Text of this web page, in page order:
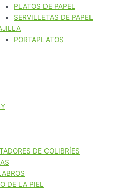
PLATOS DE PAPEL
SERVILLETAS DE PAPEL
PORTAPLATOS
DE COLIBRÍES
DE LA PIEL